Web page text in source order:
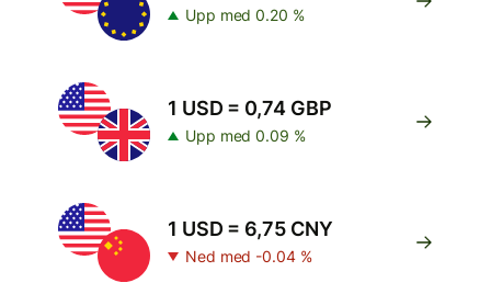
Upp med 0.20 %
1 USD = 0,74 GBP
Upp med 0.09 %
1 USD = 6,75 CNY
Ned med -0.04 %